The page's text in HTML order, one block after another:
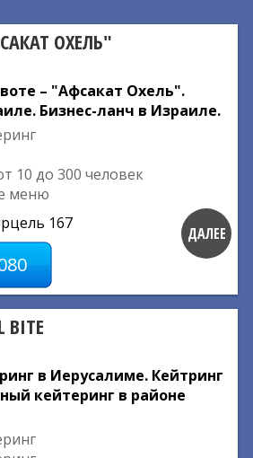
ОХЕЛЬ"
– "Афсакат Охель".
Бизнес-ланч в Израиле.
10 до 300 человек
меню
167
ДАЛЕЕ
BITE
в Иерусалиме. Кейтринг
кейтеринг в районе